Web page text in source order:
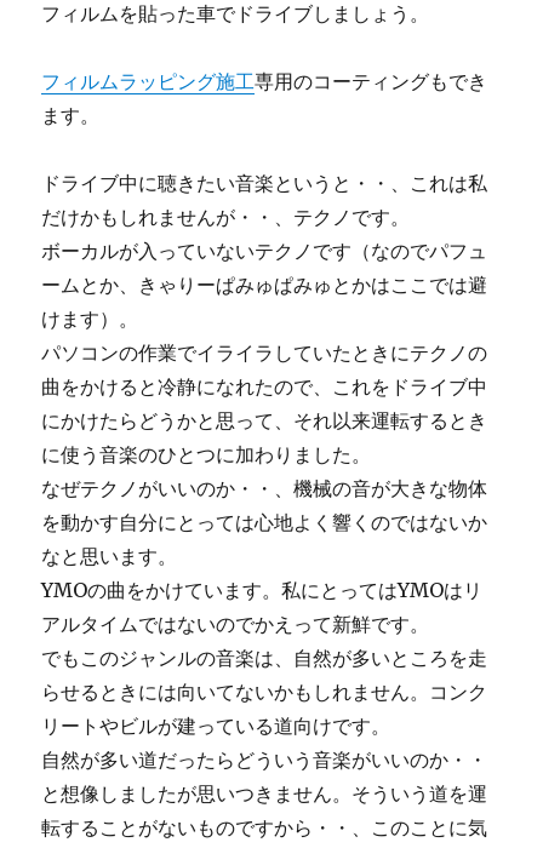
フィルムを貼った車でドライブしましょう。
フィルムラッピング施工専用のコーティングもでき
ます。
ドライブ中に聴きたい音楽というと・・、これは私
だけかもしれませんが・・、テクノです。
ボーカルが入っていないテクノです（なのでパフュ
ームとか、きゃりーぱみゅぱみゅとかはここでは避
けます）。
パソコンの作業でイライラしていたときにテクノの
曲をかけると冷静になれたので、これをドライブ中
にかけたらどうかと思って、それ以来運転するとき
に使う音楽のひとつに加わりました。
なぜテクノがいいのか・・、機械の音が大きな物体
を動かす自分にとっては心地よく響くのではないか
なと思います。
YMOの曲をかけています。私にとってはYMOはリ
アルタイムではないのでかえって新鮮です。
でもこのジャンルの音楽は、自然が多いところを走
らせるときには向いてないかもしれません。コンク
リートやビルが建っている道向けです。
自然が多い道だったらどういう音楽がいいのか・・
と想像しましたが思いつきません。そういう道を運
転することがないものですから・・、このことに気